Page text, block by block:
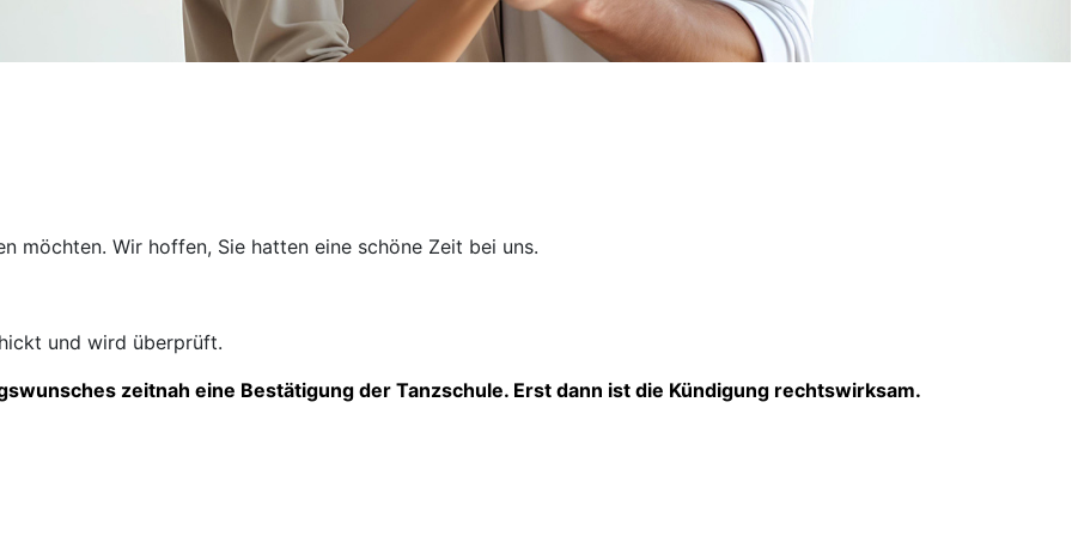
möchten. Wir hoffen, Sie hatten eine schöne Zeit bei uns.
und wird überprüft.
zeitnah eine Bestätigung der Tanzschule. Erst dann ist die Kündigung rechtswirksam.